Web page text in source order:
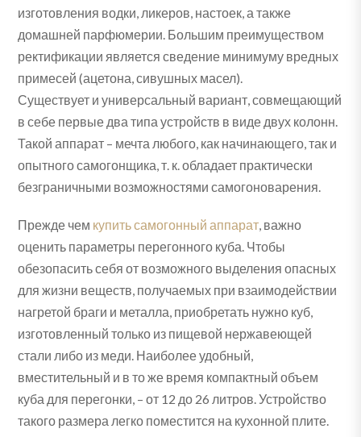
изготовления водки, ликеров, настоек, а также
домашней парфюмерии. Большим преимуществом
ректификации является сведение минимуму вредных
примесей (ацетона, сивушных масел).
Существует и универсальный вариант, совмещающий
в себе первые два типа устройств в виде двух колонн.
Такой аппарат – мечта любого, как начинающего, так и
опытного самогонщика, т. к. обладает практически
безграничными возможностями самогоноварения.
Прежде чем купить самогонный аппарат , важно
оценить параметры перегонного куба. Чтобы
обезопасить себя от возможного выделения опасных
для жизни веществ, получаемых при взаимодействии
нагретой браги и металла, приобретать нужно куб,
изготовленный только из пищевой нержавеющей
стали либо из меди. Наиболее удобный,
вместительный и в то же время компактный объем
куба для перегонки, – от 12 до 26 литров. Устройство
такого размера легко поместится на кухонной плите.